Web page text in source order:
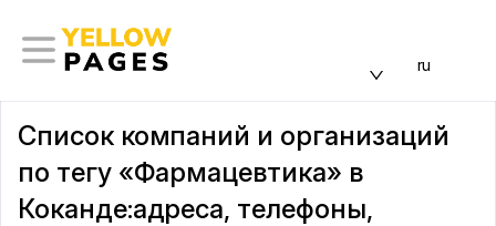
ru
Список компаний и организаций
по тегу «Фармацевтика» в
Коканде:адреса, телефоны,